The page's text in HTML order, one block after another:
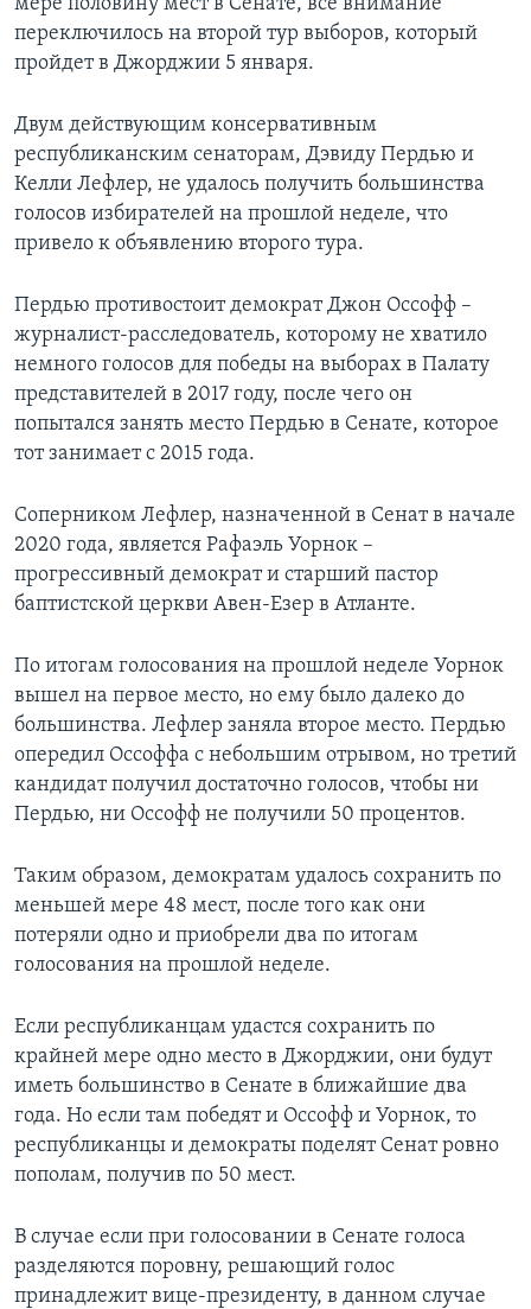
переключилось на второй тур выборов, который
пройдет в Джорджии 5 января.
Двум действующим консервативным
республиканским сенаторам, Дэвиду Пердью и
Келли Лефлер, не удалось получить большинства
голосов избирателей на прошлой неделе, что
привело к объявлению второго тура.
Пердью противостоит демократ Джон Оссофф –
журналист-расследователь, которому не хватило
немного голосов для победы на выборах в Палату
представителей в 2017 году, после чего он
попытался занять место Пердью в Сенате, которое
тот занимает с 2015 года.
Соперником Лефлер, назначенной в Сенат в начале
2020 года, является Рафаэль Уорнок –
прогрессивный демократ и старший пастор
баптистской церкви Авен-Езер в Атланте.
По итогам голосования на прошлой неделе Уорнок
вышел на первое место, но ему было далеко до
большинства. Лефлер заняла второе место. Пердью
опередил Оссоффа с небольшим отрывом, но третий
кандидат получил достаточно голосов, чтобы ни
Пердью, ни Оссофф не получили 50 процентов.
Таким образом, демократам удалось сохранить по
меньшей мере 48 мест, после того как они
потеряли одно и приобрели два по итогам
голосования на прошлой неделе.
Если республиканцам удастся сохранить по
крайней мере одно место в Джорджии, они будут
иметь большинство в Сенате в ближайшие два
года. Но если там победят и Оссофф и Уорнок, то
республиканцы и демократы поделят Сенат ровно
пополам, получив по 50 мест.
В случае если при голосовании в Сенате голоса
разделяются поровну, решающий голос
принадлежит вице-президенту, в данном случае